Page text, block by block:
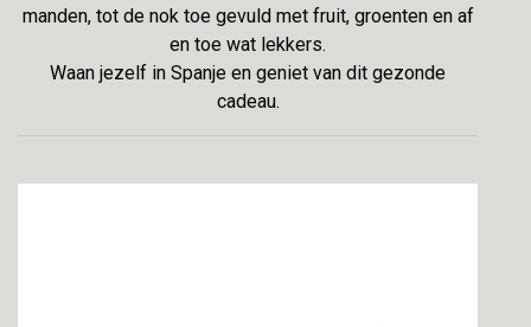
manden, tot de nok toe gevuld met fruit, groenten en af
en toe wat lekkers.
Waan jezelf in Spanje en geniet van dit gezonde
cadeau.